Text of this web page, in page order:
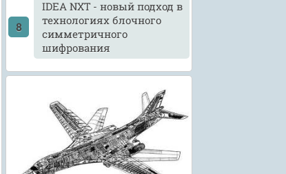
IDEA NXT - новый подход в
технологиях блочного
симметричного
шифрования